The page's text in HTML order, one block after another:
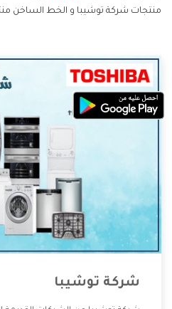
منتجات شركة توشيبا و الخط الساخن
شركة توشيبا